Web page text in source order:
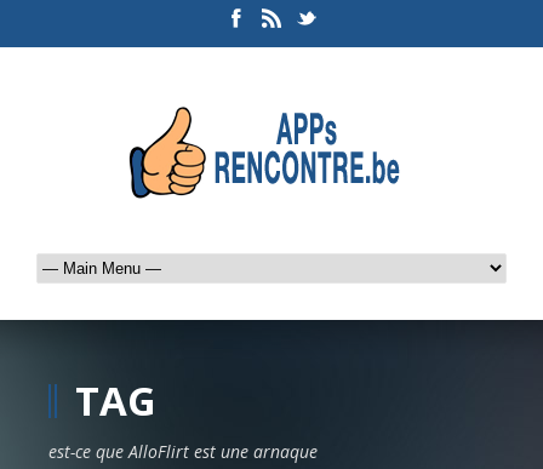
TAG
est-ce que AlloFlirt est une arnaque